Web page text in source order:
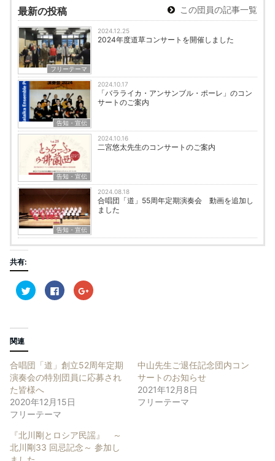
最新の投稿 この団員の記事一覧
フリーテーマ
2024.12.25
2024年度道草コンサートを開催しました
告知・宣伝
2024.10.17
「バラライカ・アンサンブル・ポーレ」のコン
サートのご案内
告知・宣伝
2024.10.16
二宮悠太先生のコンサートのご案内
告知・宣伝
2024.08.18
合唱団「道」55周年定期演奏会 動画を追加し
ました
共有:
ク
リ
t
e
r
で
共
有
(
新
し
ウ
ィ
ン
ド
F
a
有
す
る
に
ク
リ
ッ
て
く
だ
ク
リ
l
e
+
で
ウ
ィ
ン
関連
合唱団「道」創立52周年定期
演奏会の特別団員に応募され
た皆様へ
2020年12月15日
フリーテーマ
中山先生ご退任記念団内コン
サートのお知らせ
2021年12月8日
フリーテーマ
『北川剛とロシア民謡』 ～
北川剛33 回忌記念～ 参加し